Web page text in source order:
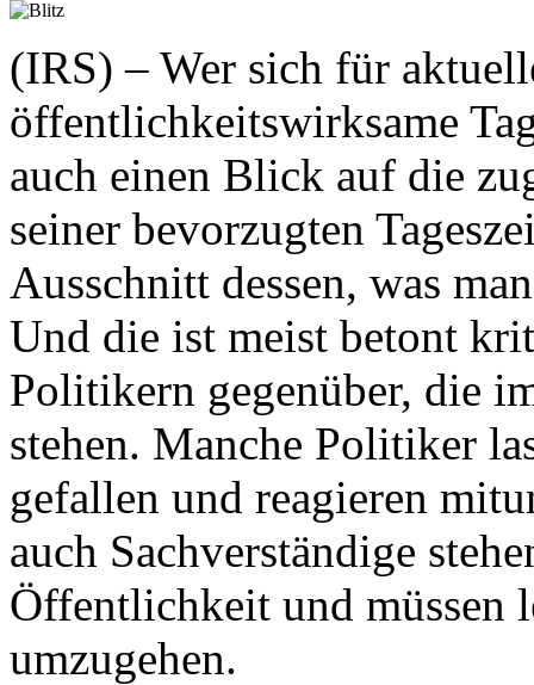
(IRS) – Wer sich für
öffentlichkeitswirksame
auch einen Blick auf die
seiner bevorzugten
Ausschnitt dessen, was
Und die ist meist betont
Politikern gegenüber, die
stehen. Manche Politiker
gefallen und reagieren
auch Sachverständige
Öffentlichkeit und
umzugehen.